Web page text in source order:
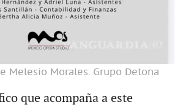
Melesio Morales. Grupo Detona
que acompaña a este